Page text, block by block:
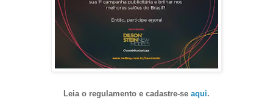
Leia o regulamento e cadastre-se aqui.